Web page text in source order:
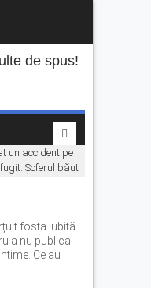
un accident pe
Șoferul băut
se
cauza vremii.
și Titi Cîrstea
duminică
fosta iubită.
a nu publica
Ce au